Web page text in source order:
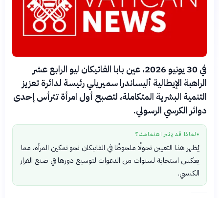
في 30 يونيو 2026، عين بابا الفاتيكان ليو الرابع عشر
الراهبة الإيطالية أليساندرا سميريلي رئيسة لدائرة تعزيز
التنمية البشرية المتكاملة، لتصبح أول امرأة تترأس إحدى
دوائر الكرسي الرسولي.
● لماذا قد يثير اهتمامك؟
يُظهر هذا التعيين تحولًا ملحوظًا في الفاتيكان نحو تمكين المرأة، مما
يعكس استجابة لسنوات من الدعوات لتوسيع دورها في صنع القرار
الكنسي.